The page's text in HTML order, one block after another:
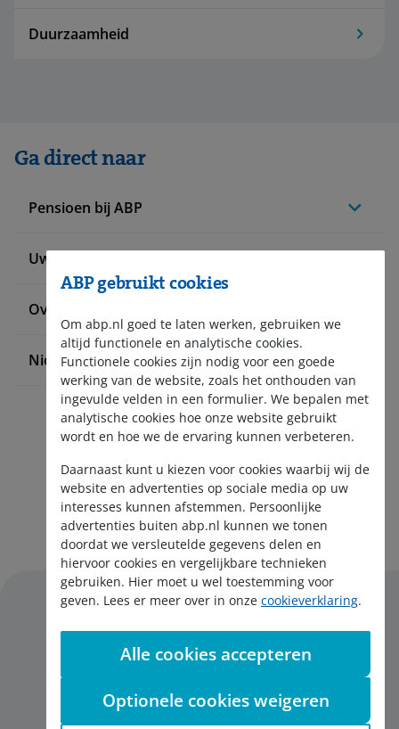
Duurzaamheid
Ga direct naar
Pensioen bij ABP
Uw situatie verandert
Over ABP
Nieuws en pers
Aanmelden nieuwsbrief
Disclaimer
Cookies
ABP gebruikt cookies
Om abp.nl goed te laten werken, gebruiken we
altijd functionele en analytische cookies.
Functionele cookies zijn nodig voor een goede
werking van de website, zoals het onthouden van
ingevulde velden in een formulier. We bepalen met
analytische cookies hoe onze website gebruikt
wordt en hoe we de ervaring kunnen verbeteren.
Daarnaast kunt u kiezen voor cookies waarbij wij de
website en advertenties op sociale media op uw
interesses kunnen afstemmen. Persoonlijke
advertenties buiten abp.nl kunnen we tonen
doordat we versleutelde gegevens delen en
hiervoor cookies en vergelijkbare technieken
gebruiken. Hier moet u wel toestemming voor
geven. Lees er meer over in onze cookieverklaring.
Alle cookies accepteren
Optionele cookies weigeren